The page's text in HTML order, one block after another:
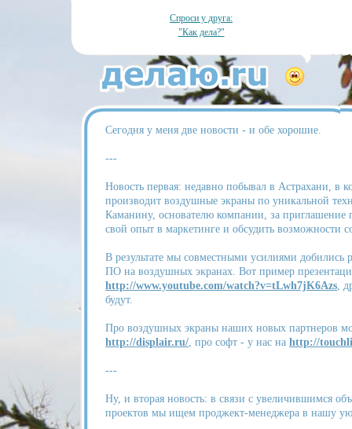
Спроси у друга:
"Как дела?"
Сегодня у меня две новости - и обе хорошие.
---
Новость первая: недавно побывал в Астрахани, в
производит воздушные экраны по уникальной
Каманину, основателю компании, за приглашение
свой опыт в маркетинге и обсудить возможности
В результате мы совместными усилиями добились
ПО на воздушных экранах. Вот пример
http://www.youtube.com/watch?v=tLwh7jK6Azs ,
будут.
Про воздушных экраны наших новых партнеров
http://displair.ru/ , про софт - у нас на http://
---
Ну, и вторая новость: в связи с увеличившимся
проектов мы ищем проджект-менеджера в нашу